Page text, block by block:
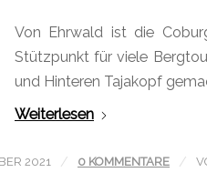
Von Ehrwald ist die
Stützpunkt für viele
und Hinteren Tajakopf
Weiterlesen
2021 / 0 KOMMENTARE /